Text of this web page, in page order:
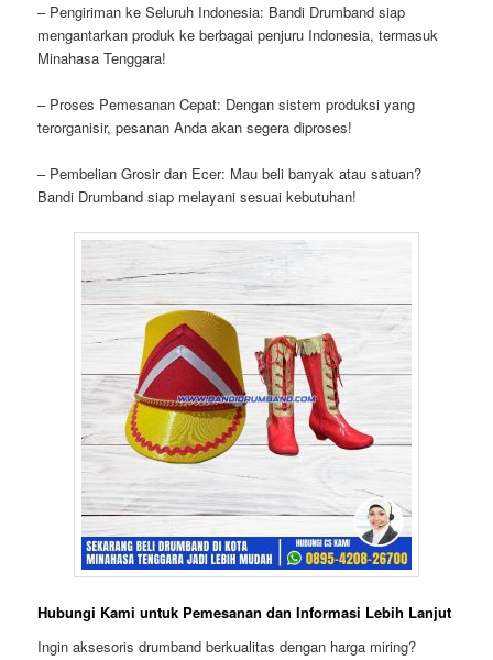
– Pengiriman ke Seluruh Indonesia: Bandi Drumband siap
mengantarkan produk ke berbagai penjuru Indonesia, termasuk
Minahasa Tenggara!
– Proses Pemesanan Cepat: Dengan sistem produksi yang
terorganisir, pesanan Anda akan segera diproses!
– Pembelian Grosir dan Ecer: Mau beli banyak atau satuan?
Bandi Drumband siap melayani sesuai kebutuhan!
Hubungi Kami untuk Pemesanan dan Informasi Lebih Lanjut
Ingin aksesoris drumband berkualitas dengan harga miring?